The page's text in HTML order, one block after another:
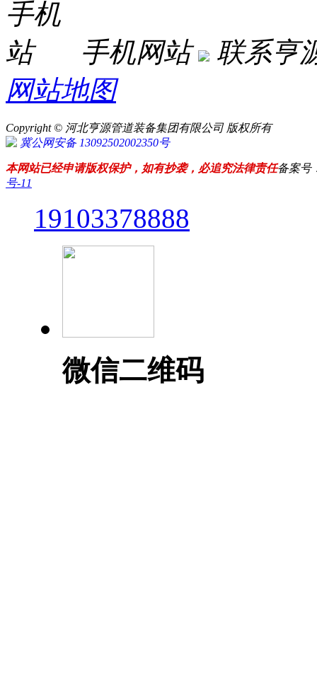
手机网站
联系亨
网站地图
Copyright © 河北亨源管道装备集团有限公司 版权所有
冀公网安备 13092502002350号
本网站已经申请版权保护，如有抄袭，必追究法律责任备案号
号-11
19103378888
微信二维码